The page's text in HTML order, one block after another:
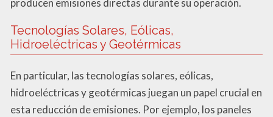
producen emisiones directas durante su operación.
Tecnologías Solares, Eólicas,
Hidroeléctricas y Geotérmicas
En particular, las tecnologías solares, eólicas,
hidroeléctricas y geotérmicas juegan un papel crucial en
esta reducción de emisiones. Por ejemplo, los paneles